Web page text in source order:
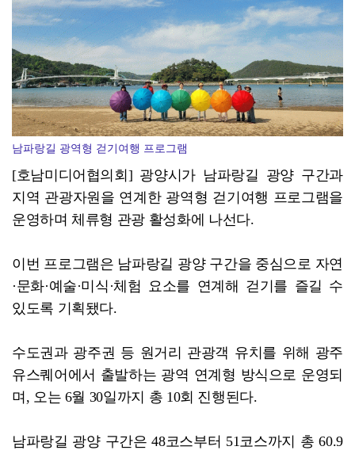
남파랑길 광역형 걷기여행 프로그램
[호남미디어협의회] 광양시가 남파랑길 광양 구간과
지역 관광자원을 연계한 광역형 걷기여행 프로그램을
운영하며 체류형 관광 활성화에 나선다.
이번 프로그램은 남파랑길 광양 구간을 중심으로 자연
·문화·예술·미식·체험 요소를 연계해 걷기를 즐길 수
있도록 기획됐다.
수도권과 광주권 등 원거리 관광객 유치를 위해 광주
유스퀘어에서 출발하는 광역 연계형 방식으로 운영되
며, 오는 6월 30일까지 총 10회 진행된다.
남파랑길 광양 구간은 48코스부터 51코스까지 총 60.9